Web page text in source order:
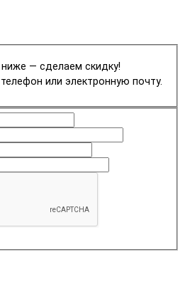
ниже — сделаем скидку!
или электронную почту.